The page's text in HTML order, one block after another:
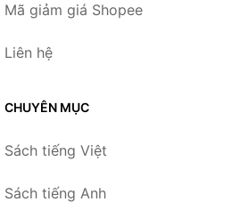
Mã giảm giá Shopee
Liên hệ
CHUYÊN MỤC
Sách tiếng Việt
Sách tiếng Anh